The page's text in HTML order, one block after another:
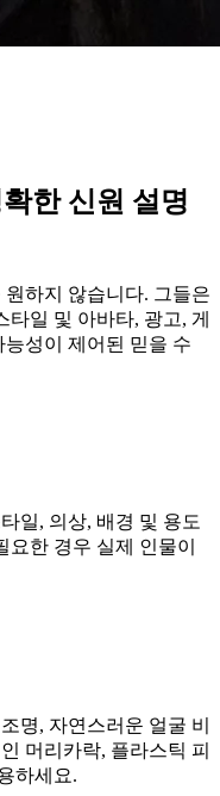
한 신원 설명
하지 않습니다. 그들은
일 및 아바타, 광고, 게
성이 제어된 믿을 수
일, 의상, 배경 및 용도
한 경우 실제 인물이
명, 자연스러운 얼굴 비
머리카락, 플라스틱 피
하세요.